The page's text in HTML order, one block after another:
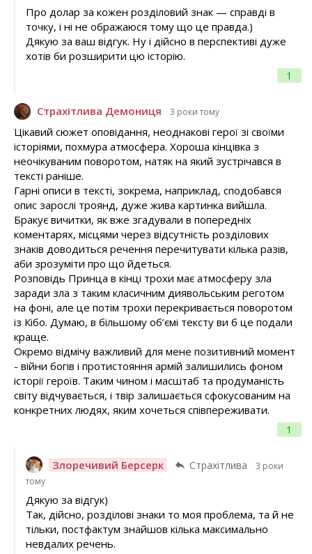
1
Про долар за кожен розділовий знак — справді в
точку, і ні не ображаюся тому що це правда.)
Дякую за ваш відгук. Ну і дійсно в перспективі дуже
хотів би розширити цю історію.
Страхітлива Демониця 3 роки тому
1
Цікавий сюжет оповідання, неоднакові герої зі своїми
історіями, похмура атмосфера. Хороша кінцівка з
неочікуваним поворотом, натяк на який зустрічався в
тексті раніше.
Гарні описи в тексті, зокрема, наприклад, сподобався
опис зарослі троянд, дуже жива картинка вийшла.
Бракує вичитки, як вже згадували в попередніх
коментарях, місцями через відсутність розділових
знаків доводиться речення перечитувати кілька разів,
аби зрозуміти про що йдеться.
Розповідь Принца в кінці трохи має атмосферу зла
заради зла з таким класичним диявольським реготом
на фоні, але це потім трохи перекривається поворотом
із Кібо. Думаю, в більшому об’ємі тексту ви б це подали
краще.
Окремо відмічу важливий для мене позитивний момент
- війни богів і протистояння армій залишились фоном
історії героїв. Таким чином і масштаб та продуманість
світу відчувається, і твір залишається сфокусованим на
конкретних людях, яким хочеться співпереживати.
Злоречивий Берсерк Страхітлива
3 роки
тому
Дякую за відгук)
Так, дійсно, розділові знаки то моя проблема, та й не
тільки, постфактум знайшов кілька максимально
невдалих речень.